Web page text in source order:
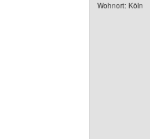
Wohnort: Köln